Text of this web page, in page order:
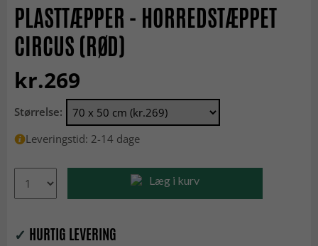
PLASTTÆPPER - HORREDSTÆPPET
CIRCUS (RØD)
kr.269
Størrelse:
Leveringstid: 2-14 dage
Læg i kurv
✓ HURTIG LEVERING